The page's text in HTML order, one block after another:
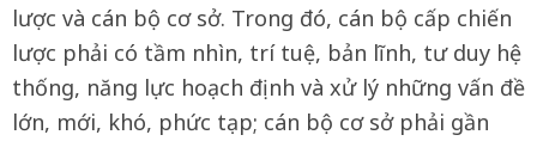
lược và cán bộ cơ sở. Trong đó, cán bộ cấp chiến
lược phải có tầm nhìn, trí tuệ, bản lĩnh, tư duy hệ
thống, năng lực hoạch định và xử lý những vấn đề
lớn, mới, khó, phức tạp; cán bộ cơ sở phải gần